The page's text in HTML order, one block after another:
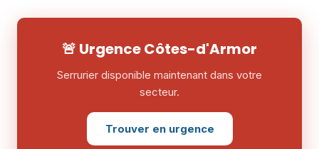
🚨 Urgence Côtes-d'Armor
Serrurier disponible maintenant dans votre
secteur.
Trouver en urgence